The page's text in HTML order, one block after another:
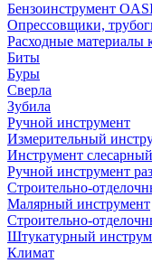
Бензоинструмент
Опрессовщики,
Расходные материалы
Биты
Буры
Сверла
Зубила
Ручной инструмент
Измерительный
Инструмент слесарный
Ручной инструмент
Строительно-
Малярный инструмент
Строительно-
Штукатурный
Климат